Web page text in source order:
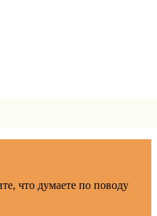
что думаете по поводу